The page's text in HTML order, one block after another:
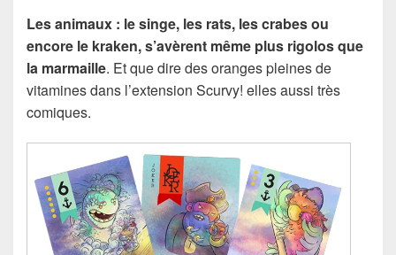
Les animaux : le singe, les rats, les crabes ou
encore le kraken, s’avèrent même plus rigolos que
la marmaille. Et que dire des oranges pleines de
vitamines dans l’extension Scurvy! elles aussi très
comiques.